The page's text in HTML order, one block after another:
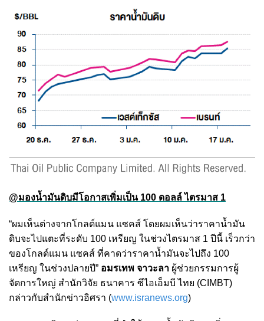
@มองน้ำมันดิบมีโอกาสเพิ่มเป็น 100 ดอลล์ ไตรมาส 1
“ผมเห็นต่างจากโกลด์แมน แซคส์ โดยผมเห็นว่าราคาน้ำมัน
ดิบจะไปแตะที่ระดับ 100 เหรียญ ในช่วงไตรมาส 1 ปีนี้ เร็วกว่า
ของโกลด์แมน แซคส์ ที่คาดว่าราคาน้ำมันจะไปถึง 100
เหรียญ ในช่วงปลายปี” อมรเทพ จาวะลา ผู้ช่วยกรรมการผู้
จัดการใหญ่ สำนักวิจัย ธนาคาร ซีไอเอ็มบี ไทย (CIMBT)
กล่าวกับสำนักข่าวอิศรา (www.isranews.org)